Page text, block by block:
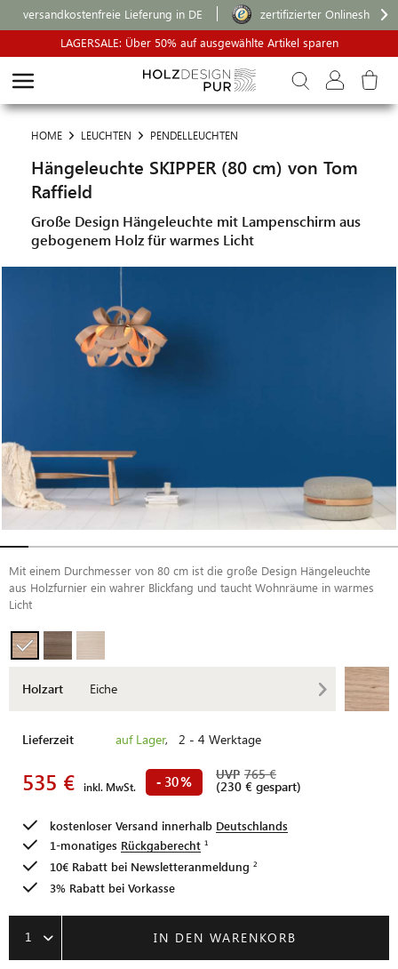
versandkostenfreie Lieferung in DE
zertifizierter Onlineshop
LAGERSALE: Über 50% auf ausgewählte Artikel sparen
HOME LEUCHTEN PENDELLEUCHTEN
Hängeleuchte SKIPPER (80 cm) von Tom
Raffield
Große Design Hängeleuchte mit Lampenschirm aus
gebogenem Holz für warmes Licht
Mit einem Durchmesser von 80 cm ist die große Design Hängeleuchte
aus Holzfurnier ein wahrer Blickfang und taucht Wohnräume in warmes
Licht
Holzart Eiche
Lieferzeit auf Lager, 2 - 4 Werktage
535 € inkl. MwSt. - 30%
UVP 765 €
(230 € gespart)
kostenloser Versand innerhalb Deutschlands
1-monatiges Rückgaberecht
10€ Rabatt bei Newsletteranmeldung
3% Rabatt bei Vorkasse
1 IN DEN WARENKORB